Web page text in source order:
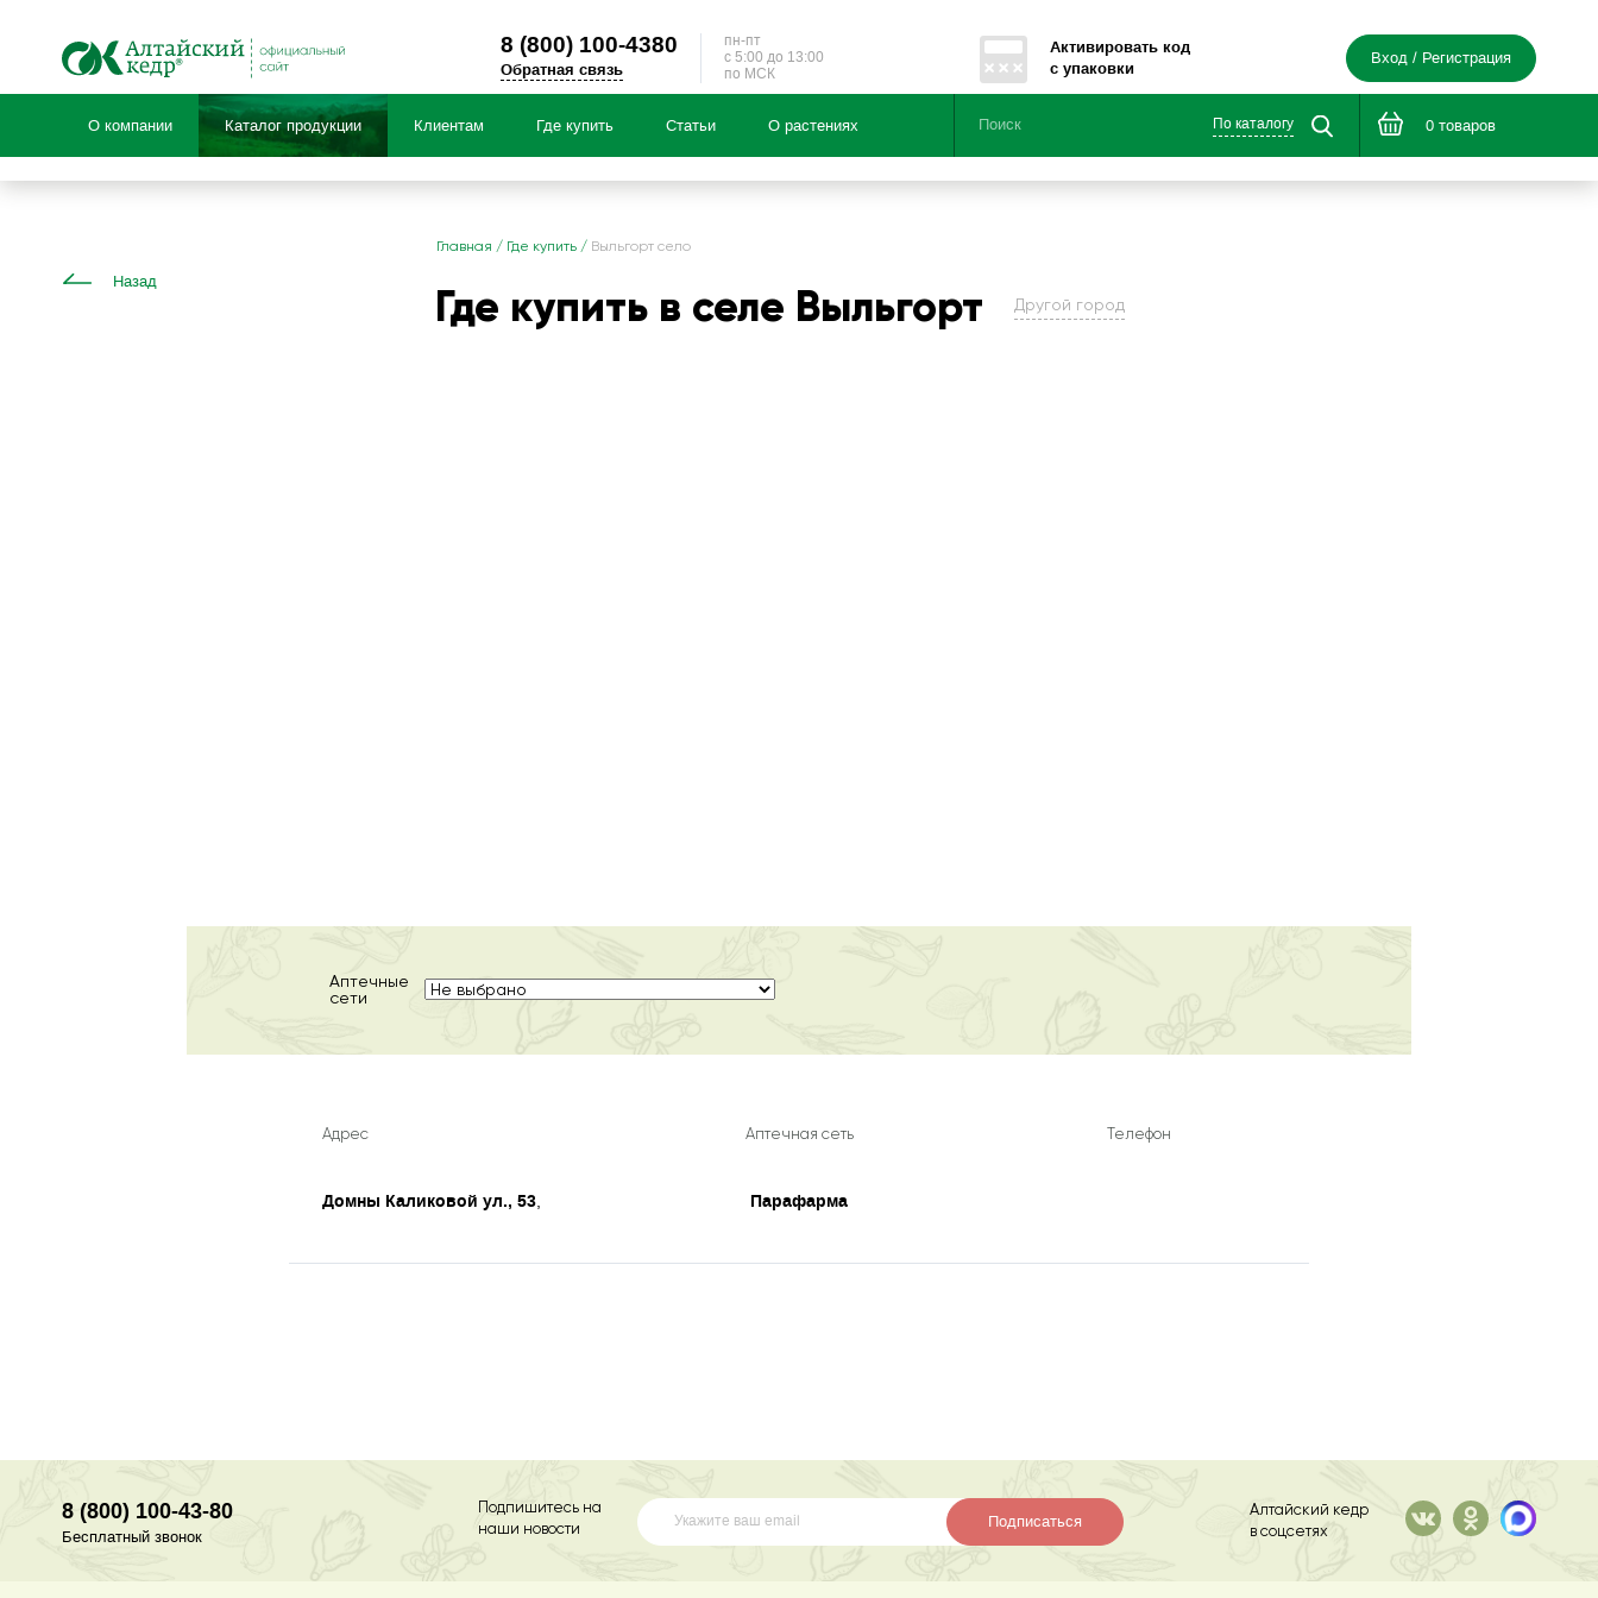
8 (800)100-4380
Обратная связь
пн-пт
c 5:00 до 13:00
по МСК
Активировать код
с упаковки
Вход / Регистрация
О компании Каталог продукции Клиентам Где купить Статьи О растениях По каталогу 0 товаров
Назад
Главная / Где купить / Выльгорт село
Где купить в селе Выльгорт Другой город
Аптечные
сети
Адрес Аптечная сеть Телефон
Домны Каликовой ул., 53, Парафарма
8 (800) 100-43-80
Бесплатный звонок
Подпишитесь на
наши новости
Подписаться
Алтайский кедр
в соцсетях